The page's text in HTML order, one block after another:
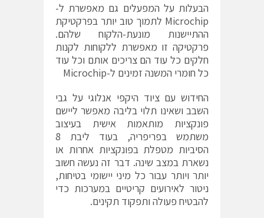
הבעלות על המפעלים גם מאפשרת ל-
Microchip לתמוך טוב יותר בפרקטיקת
ההתיישנות מונעת-הלקוח שלהם.
פרקטיקה זו מאפשרת ללקוחות לקנות
חלקים כל עוד הם צריכים אותם וכל עוד
כל חומרי המשנה זמינים ל-Microchip
החידוש עם ציוד היקפי אנלוגי על גבי
השבב ושאינו תלוי בליבה מאפשר ליישם
פונקציות מותאמות אישית בעיצוב
משתמש בפריפריה, בעוד ליבת 8
הסיביות מטפלת בפונקציות אחרות או
נשארת במצב שינה. דבר זה נעשה חשוב
יותר ויותר עבור כל מיני יישומי בטיחות,
ניטור לאירועים קריטיים במערכות כדי
להבטיח פעולה ותפקוד תקינים.